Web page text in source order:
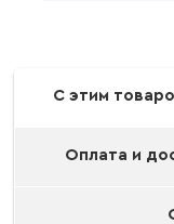
С этим
Оплата и